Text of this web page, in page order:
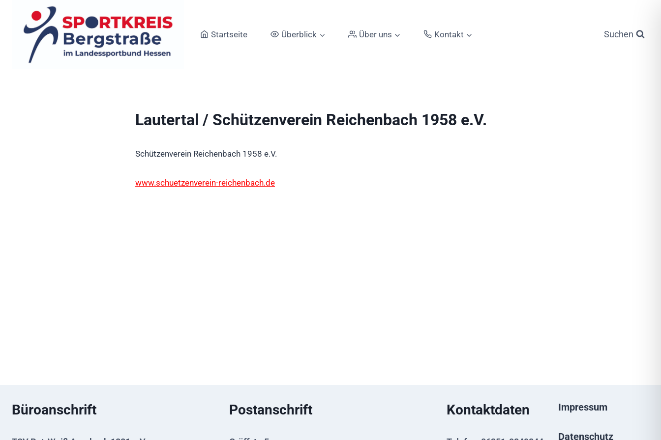
springen
Startseite Überblick Über uns Kontakt Suchen
Lautertal / Schützenverein Reichenbach 1958 e.V.
Schützenverein Reichenbach 1958 e.V.
www.schuetzenverein-reichenbach.de
Büroanschrift Postanschrift Kontaktdaten Impressum
Datenschutz